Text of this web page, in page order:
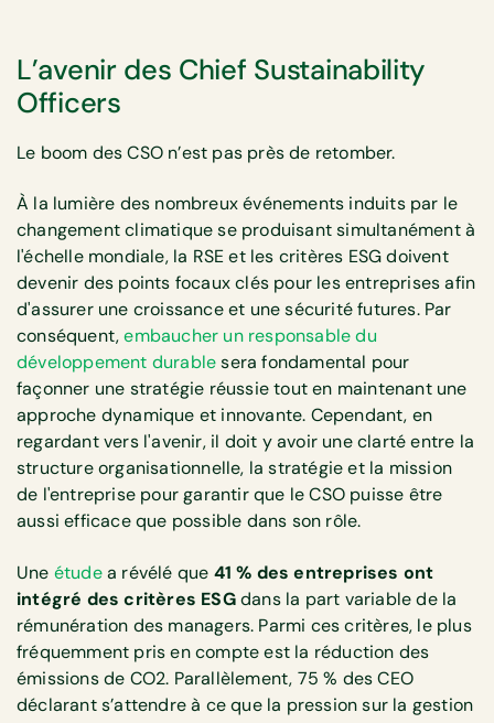
L’avenir des Chief Sustainability
Officers
Le boom des CSO n’est pas près de retomber.
À la lumière des nombreux événements induits par le
changement climatique se produisant simultanément à
l'échelle mondiale, la RSE et les critères ESG doivent
devenir des points focaux clés pour les entreprises afin
d'assurer une croissance et une sécurité futures. Par
conséquent,embaucher un responsable du
développement durablesera fondamental pour
façonner une stratégie réussie tout en maintenant une
approche dynamique et innovante. Cependant, en
regardant vers l'avenir, il doit y avoir une clarté entre la
structure organisationnelle, la stratégie et la mission
de l'entreprise pour garantir que le CSO puisse être
aussi efficace que possible dans son rôle.
Une étudea révélé que 41 % des entreprises ont
intégré des critères ESGdans la part variable de la
rémunération des managers. Parmi ces critères, le plus
fréquemment pris en compte est la réduction des
émissions de CO2. Parallèlement, 75 % des CEO
déclarant s’attendre à ce que la pression sur la gestion